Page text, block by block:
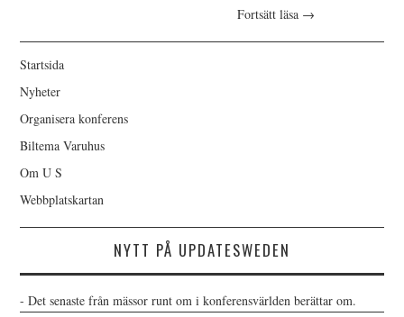
Fortsätt läsa →
Startsida
Nyheter
Organisera konferens
Biltema Varuhus
Om U S
Webbplatskartan
NYTT PÅ UPDATESWEDEN
- Det senaste från mässor runt om i konferensvärlden berättar om.